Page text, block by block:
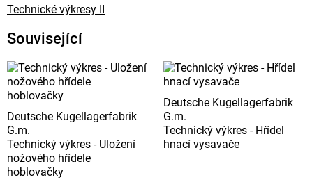
Technické výkresy II
Související
Deutsche Kugellagerfabrik
G.m.
Technický výkres - Uložení
nožového hřídele
hoblovačky
Deutsche Kugellagerfabrik
G.m.
Technický výkres - Hřídel
hnací vysavače